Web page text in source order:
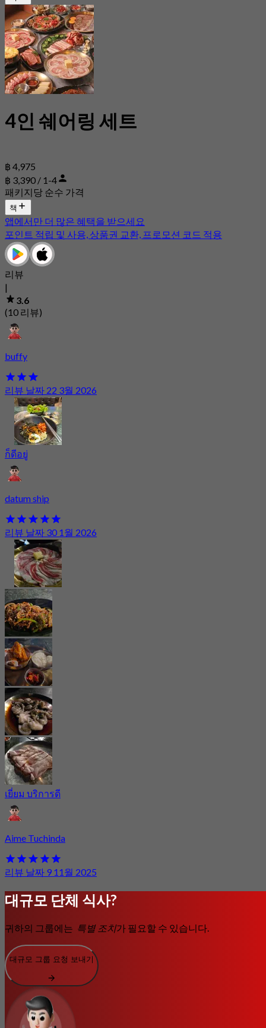
4인 쉐어링 세트
฿ 4,975
฿ 3,390 / 1-4
패키지당 순수 가격
책
앱에서만 더 많은 혜택을 받으세요
포인트 적립 및 사용, 상품권 교환, 프로모션 코드 적용
리뷰
|
3.6
(10 리뷰)
buffy
리뷰 날짜 22 3월 2026
ก็ดีอยู่
datum ship
리뷰 날짜 30 1월 2026
เยี่ยม บริการดี
Aime Tuchinda
리뷰 날짜 9 11월 2025
대규모 단체 식사?
귀하의 그룹에는 특별 조치가 필요할 수 있습니다.
대규모 그룹 요청 보내기